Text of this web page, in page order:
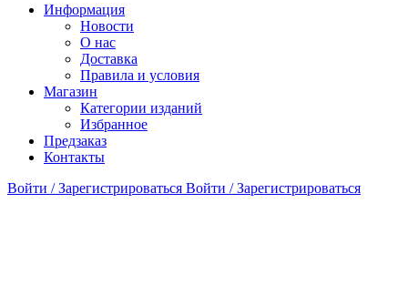
Информация
Новости
О нас
Доставка
Правила и условия
Магазин
Категории изданий
Избранное
Предзаказ
Контакты
Войти / Зарегистрироваться Войти / Зарегистрироваться